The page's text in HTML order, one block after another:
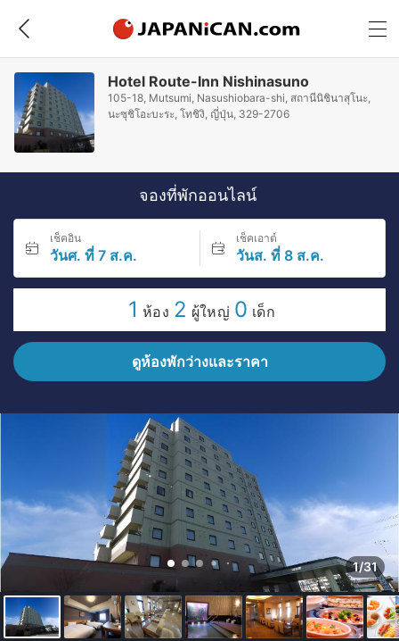
Hotel Route-Inn Nishinasuno
105-18, Mutsumi, Nasushiobara-shi, สถานีนิชินาสุโนะ,
นะซุชิโอะบะระ, โทชิงิ, ญี่ปุ่น, 329-2706
จองที่พักออนไลน์
เช็คอิน
วันศ. ที่ 7 ส.ค.
เช็คเอาต์
วันส. ที่ 8 ส.ค.
1 ห้อง 2 ผู้ใหญ่ 0 เด็ก
ดูห้องพักว่างและราคา
1/31